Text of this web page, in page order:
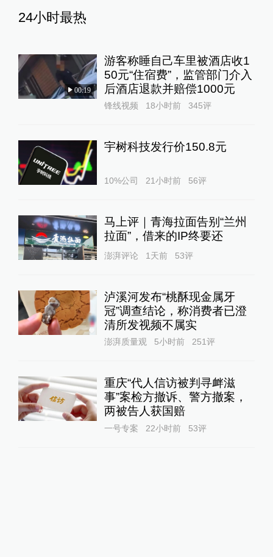
24小时最热
00:19
游客称睡自己车里被酒店收1
50元“住宿费”，监管部门介入
后酒店退款并赔偿1000元
锋线视频 18小时前 345评
宇树科技发行价150.8元
10%公司 21小时前 56评
马上评｜青海拉面告别“兰州
拉面”，借来的IP终要还
澎湃评论 1天前 53评
泸溪河发布“桃酥现金属牙
冠”调查结论，称消费者已澄
清所发视频不属实
澎湃质量观 5小时前 251评
重庆“代人信访被判寻衅滋
事”案检方撤诉、警方撤案，
两被告人获国赔
一号专案 22小时前 53评